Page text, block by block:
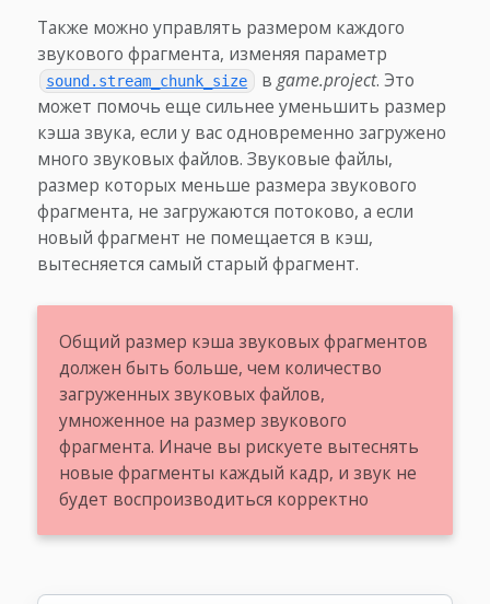
Также можно управлять размером каждого
звукового фрагмента, изменяя параметр
sound.stream_chunk_size в game.project. Это
может помочь еще сильнее уменьшить размер
кэша звука, если у вас одновременно загружено
много звуковых файлов. Звуковые файлы,
размер которых меньше размера звукового
фрагмента, не загружаются потоково, а если
новый фрагмент не помещается в кэш,
вытесняется самый старый фрагмент.
Общий размер кэша звуковых фрагментов
должен быть больше, чем количество
загруженных звуковых файлов,
умноженное на размер звукового
фрагмента. Иначе вы рискуете вытеснять
новые фрагменты каждый кадр, и звук не
будет воспроизводиться корректно